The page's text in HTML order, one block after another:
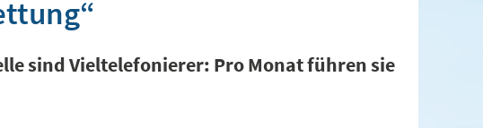
sind Vieltelefonierer: Pro Monat führen sie